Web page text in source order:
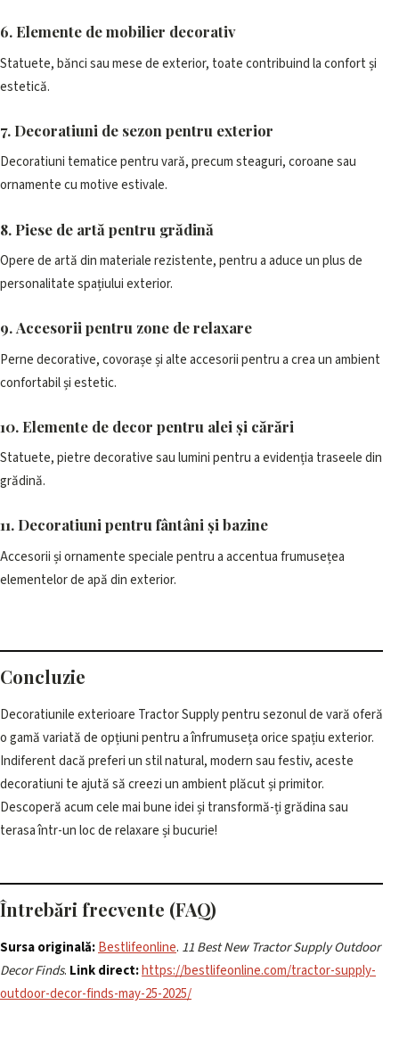
6. Elemente de mobilier decorativ
Statuete, bănci sau mese de exterior, toate contribuind la confort și
estetică.
7. Decoratiuni de sezon pentru exterior
Decoratiuni tematice pentru vară, precum steaguri, coroane sau
ornamente cu motive estivale.
8. Piese de artă pentru grădină
Opere de artă din materiale rezistente, pentru a aduce un plus de
personalitate spațiului exterior.
9. Accesorii pentru zone de relaxare
Perne decorative, covorașe și alte accesorii pentru a crea un ambient
confortabil și estetic.
10. Elemente de decor pentru alei și cărări
Statuete, pietre decorative sau lumini pentru a evidenția traseele din
grădină.
11. Decoratiuni pentru fântâni și bazine
Accesorii și ornamente speciale pentru a accentua frumusețea
elementelor de apă din exterior.
Concluzie
Decoratiunile exterioare Tractor Supply pentru sezonul de vară oferă
o gamă variată de opțiuni pentru a înfrumuseța orice spațiu exterior.
Indiferent dacă preferi un stil natural, modern sau festiv, aceste
decoratiuni te ajută să creezi un ambient plăcut și primitor.
Descoperă acum cele mai bune idei și transformă-ți grădina sau
terasa într-un loc de relaxare și bucurie!
Întrebări frecvente (FAQ)
Sursa originală:Bestlifeonline. 11 Best New Tractor Supply Outdoor
Decor Finds. Link direct:https://bestlifeonline.com/tractor-supply-
outdoor-decor-finds-may-25-2025/